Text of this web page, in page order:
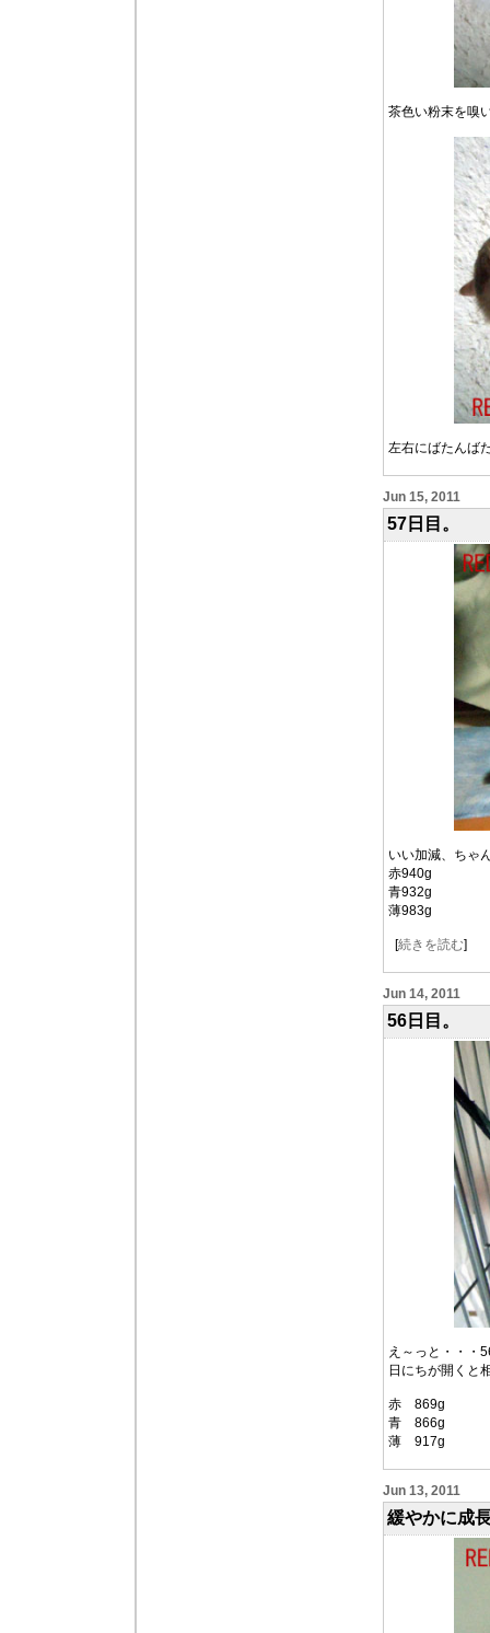
茶色い粉末を嗅
左右にばたんば
Jun 15, 2011
57日目。
いい加減、ちゃ
赤940g
青932g
薄983g
[続きを読む]
Jun 14, 2011
56日目。
え～っと・・・
日にちが開くと
赤 869g
青 866g
薄 917g
Jun 13, 2011
緩やかに成